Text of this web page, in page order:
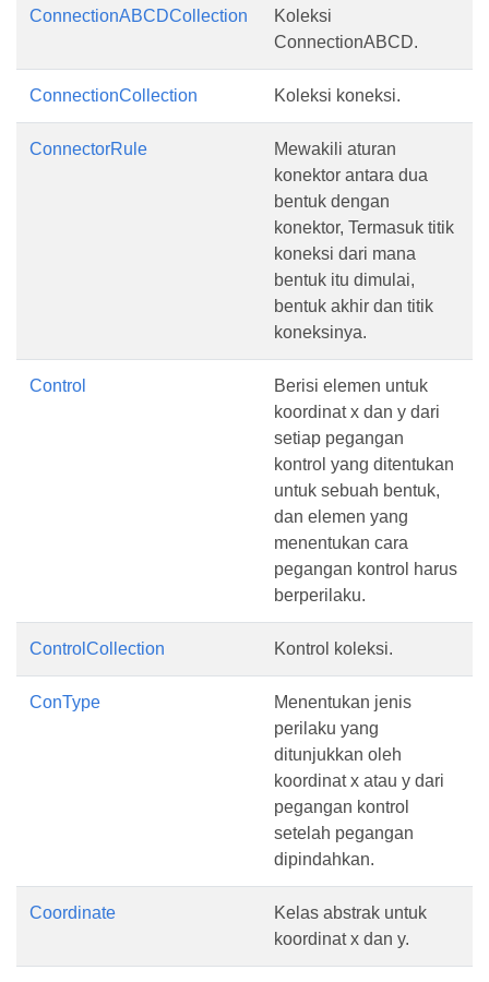
ConnectionABCDCollection
Koleksi
ConnectionABCD.
ConnectionCollection Koleksi koneksi.
ConnectorRule
Mewakili aturan
konektor antara dua
bentuk dengan
konektor, Termasuk titik
koneksi dari mana
bentuk itu dimulai,
bentuk akhir dan titik
koneksinya.
Control
Berisi elemen untuk
koordinat x dan y dari
setiap pegangan
kontrol yang ditentukan
untuk sebuah bentuk,
dan elemen yang
menentukan cara
pegangan kontrol harus
berperilaku.
ControlCollection Kontrol koleksi.
ConType
Menentukan jenis
perilaku yang
ditunjukkan oleh
koordinat x atau y dari
pegangan kontrol
setelah pegangan
dipindahkan.
Coordinate
Kelas abstrak untuk
koordinat x dan y.